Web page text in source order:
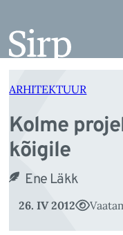
juurde
ARHITEKTUUR
Kolme
kõigile
Ene Läkk
26. IV 2012